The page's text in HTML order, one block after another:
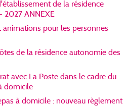
de la résidence
2027 ANNEXE
pour les personnes
de la résidence autonomie des
avec La Poste dans le cadre du
domicile
à domicile : nouveau règlement